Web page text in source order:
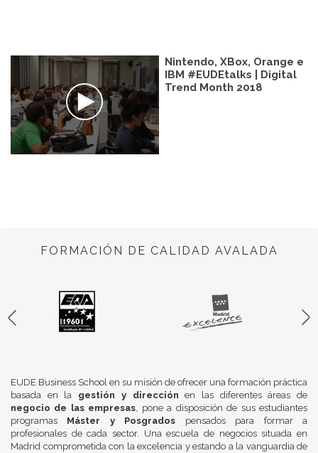
Nintendo, XBox, Orange e
IBM #EUDEtalks | Digital
Trend Month 2018
FORMACIÓN DE CALIDAD AVALADA
EUDE Business School en su misión de ofrecer una formación práctica
basada en la gestión y dirección en las diferentes áreas de
negocio de las empresas, pone a disposición de sus estudiantes
programas Máster y Posgrados pensados para formar a
profesionales de cada sector. Una escuela de negocios situada en
Madrid comprometida con la excelencia y estando a la vanguardia de